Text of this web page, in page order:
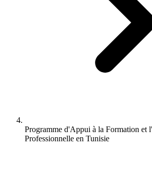
Programme d'Appui à la Formation et
Professionnelle en Tunisie